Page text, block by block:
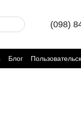
(098)
Блог